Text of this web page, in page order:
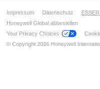
Impressum Datenschutz
Honeywell Global abbestellen
Your Privacy Choices
© Copyright 2026 Honeywell